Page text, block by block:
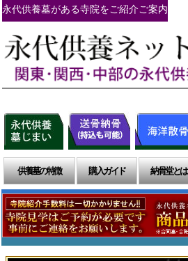
永代供養墓がある寺院をご紹介ご案内
供養墓の特徴 購入ガイド 納骨堂とは